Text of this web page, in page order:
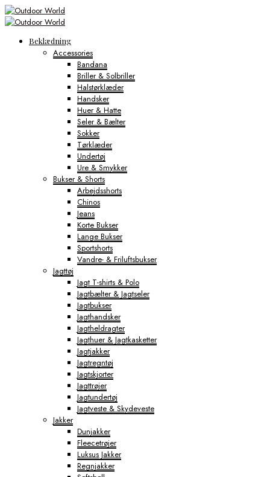
Beklædning
Accessories
Bandana
Briller & Solbriller
Halstørklæder
Handsker
Huer & Hatte
Seler & Bælter
Sokker
Tørklæder
Undertøj
Ure & Smykker
Bukser & Shorts
Arbejdsshorts
Chinos
Jeans
Korte Bukser
Lange Bukser
Sportshorts
Vandre- & Friluftsbukser
Jagttøj
Jagt T-shirts & Polo
Jagtbælter & Jagtseler
Jagtbukser
Jagthandsker
Jagtheldragter
Jagthuer & Jagtkasketter
Jagtjakker
Jagtregntøj
Jagtskjorter
Jagttrøjer
Jagtundertøj
Jagtveste & Skydeveste
Jakker
Dunjakker
Fleecetrøjer
Luksus Jakker
Regnjakker